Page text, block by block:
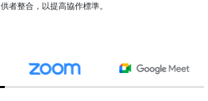
供者整合，以提高協作標準。